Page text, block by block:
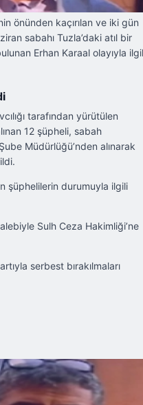
önünden kaçırılan ve iki gün
sabahı Tuzla’daki atıl bir
Erhan Karaal olayıyla
tarafından yürütülen
12 şüpheli, sabah
Müdürlüğü’nden alınarak
şüphelilerin durumuyla ilgili
Sulh Ceza Hakimliği’ne
serbest bırakılmaları